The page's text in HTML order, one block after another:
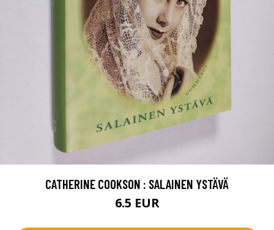
CATHERINE COOKSON : SALAINEN YSTÄVÄ
6.5 EUR